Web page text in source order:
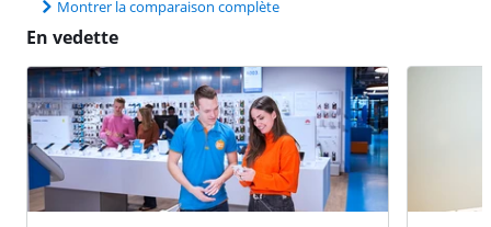
Montrer la comparaison complète
En vedette